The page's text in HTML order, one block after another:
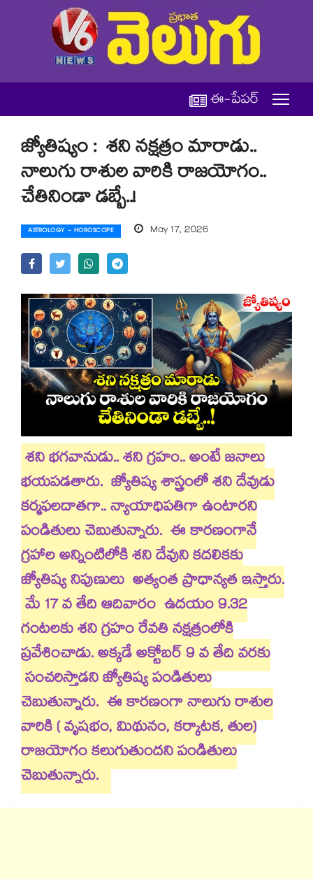
ఈ-పేపర్
జ్యోతిష్యం : శని నక్షత్రం మారాడు..
నాలుగు రాశుల వారికి రాజయోగం..
చేతినిండా డబ్బే..!
ASTROLOGY - HOROSCOPE May 17, 2026
శని భగవానుడు.. శని గ్రహం.. అంటే జనాలు
భయపడతారు. జ్యోతిష్య శాస్త్రంలో శని దేవుడు
కర్మఫలదాతగా.. న్యాయాధిపతిగా ఉంటారని
పండితులు చెబుతున్నారు. ఈ కారణంగానే
గ్రహాల అన్నింటిలోకి శని దేవుని కదలికకు
జ్యోతిష్య నిపుణులు అత్యంత ప్రాధాన్యత ఇస్తారు.
మే 17 వ తేది ఆదివారం ఉదయం 9.32
గంటలకు శని గ్రహం రేవతి నక్షత్రంలోకి
ప్రవేశించాడు. అక్కడే అక్టోబర్​ 9 వ తేది వరకు
సంచరిస్తాడని జ్యోతిష్య పండితులు
చెబుతున్నారు. ఈ కారణంగా నాలుగు రాశుల
వారికి ( వృషభం, మిథునం, కర్కాటక, తుల)
రాజయోగం కలుగుతుందని పండితులు
చెబుతున్నారు.